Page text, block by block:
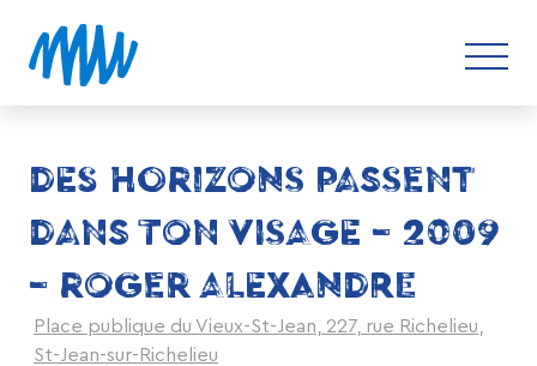
DES HORIZONS PASSENT
DANS TON VISAGE – 2009
– ROGER ALEXANDRE
Place publique du Vieux-St-Jean, 227, rue Richelieu,
St-Jean-sur-Richelieu